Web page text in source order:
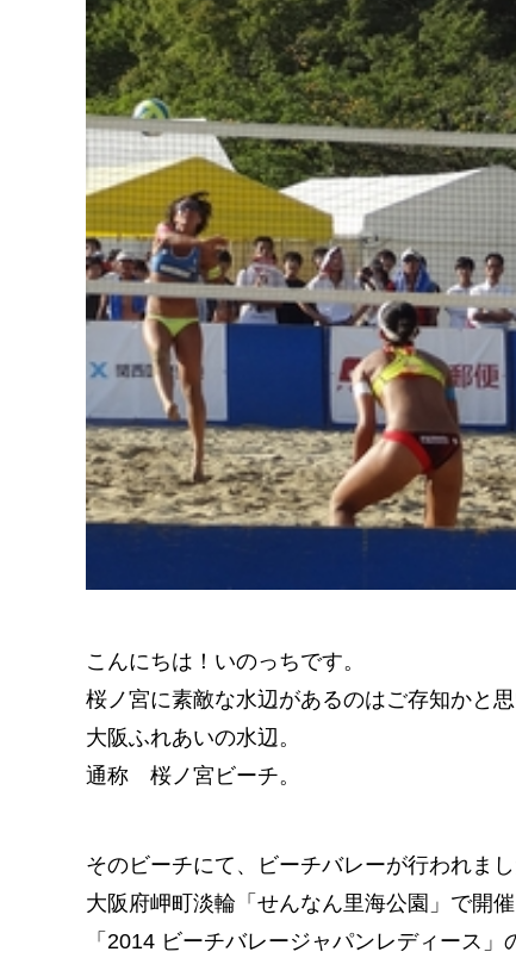
こんにちは！いのっちです。
桜ノ宮に素敵な水辺があるのはご存知かと思
大阪ふれあいの水辺。
通称 桜ノ宮ビーチ。
そのビーチにて、ビーチバレーが行われまし
大阪府岬町淡輪「せんなん里海公園」で開
「2014 ビーチバレージャパンレディース